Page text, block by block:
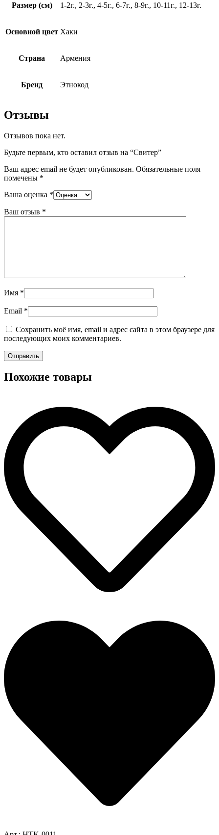
Размер (см) 1-2г., 2-3г., 4-5г., 6-7г., 8-9г., 10-11г., 12-13г.
Основной цвет Хаки
Страна Армения
Бренд Этнокод
Отзывы
Отзывов пока нет.
Будьте первым, кто оставил отзыв на “Свитер”
Ваш адрес email не будет опубликован. Обязательные поля
помечены *
Ваша оценка *
Ваш отзыв *
Имя *
Email *
Сохранить моё имя, email и адрес сайта в этом браузере для
последующих моих комментариев.
Похожие товары